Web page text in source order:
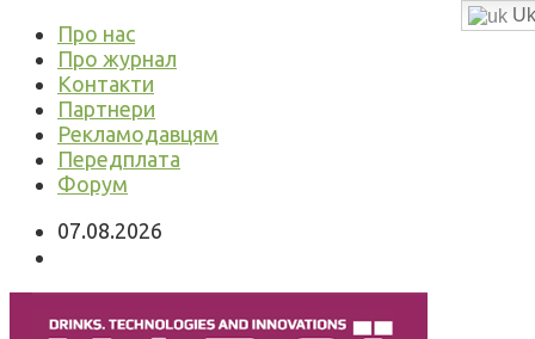
Про нас
Про журнал
Контакти
Партнери
Рекламодавцям
Передплата
Форум
07.08.2026